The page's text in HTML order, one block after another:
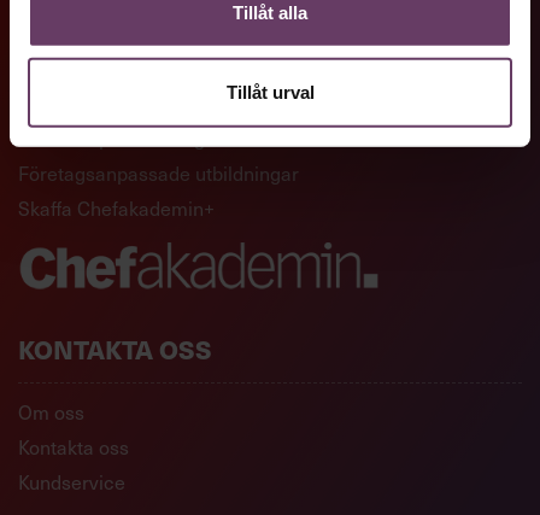
Tillåt alla
Tillåt urval
GENVÄGAR
Företagsanpassade utbildningar
Skaffa Chefakademin+
KONTAKTA OSS
Om oss
Kontakta oss
Kundservice